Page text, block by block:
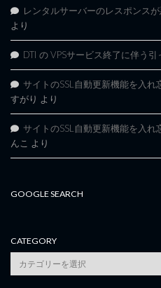
レンタルサーバーのレスポンス
より
DTI の VPSサービス終了に伴う
サイトのSSL自動更新機能を入れ
すがり より
サイトのSSL自動更新機能を入れ
んこ より
GOOGLE SEARCH
CATEGORY
category